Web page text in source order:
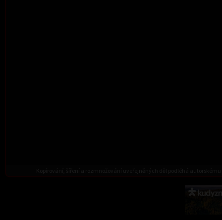
Kopírování, šíření a rozmnožování uveřejněných děl podléhá autorskému